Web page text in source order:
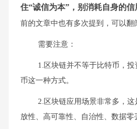
住“诚信为本”，别消耗自身的信
前的文章中也有多次提到，可以翻
需要注意：
1.区块链并不等于比特币，
币这一种方式。
2.区块链应用场景非常多，
放性、高可靠性、自治性、数据零